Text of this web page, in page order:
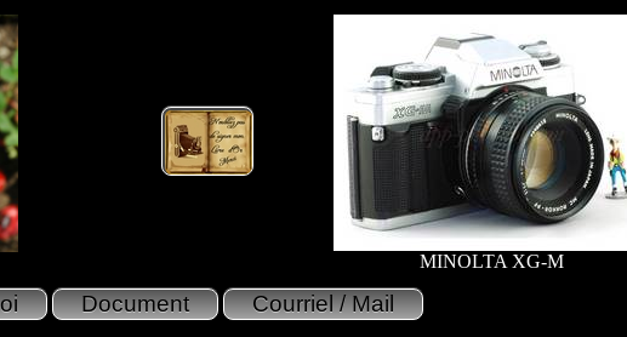
MINOLTA XG-M